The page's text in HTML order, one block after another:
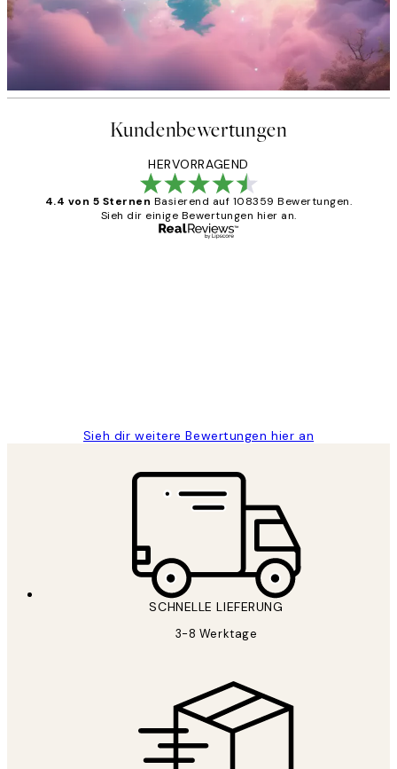
Kundenbewertungen
HERVORRAGEND
4.4 von 5 Sternen Basierend auf 108359 Bewertungen.
Sieh dir einige Bewertungen hier an.
Sieh dir weitere Bewertungen hier an
SCHNELLE LIEFERUNG
3-8 Werktage